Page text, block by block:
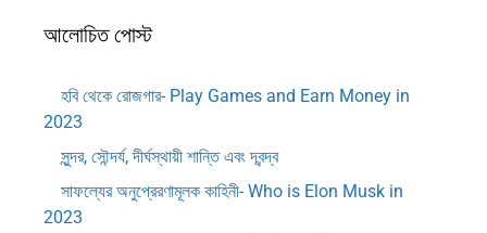
আলোচিত পোস্ট
হবি থেকে রোজগার- Play Games and Earn Money in
2023
সুন্দর, সৌন্দর্য, দীর্ঘস্থায়ী শান্তি এবং দ্বন্দ্ব
সাফল্যের অনুপ্রেরণামূলক কাহিনী- Who is Elon Musk in
2023